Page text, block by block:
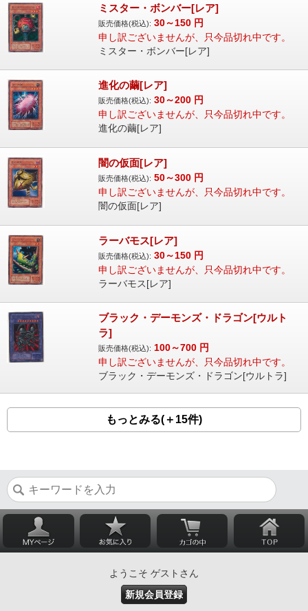
ミスター・ボンバー[レア]
販売価格(税込): 30～150 円
申し訳ございませんが、只今品切れ中です。
ミスター・ボンバー[レア]
進化の繭[レア]
販売価格(税込): 30～200 円
申し訳ございませんが、只今品切れ中です。
進化の繭[レア]
闇の仮面[レア]
販売価格(税込): 50～300 円
申し訳ございませんが、只今品切れ中です。
闇の仮面[レア]
ラーバモス[レア]
販売価格(税込): 30～150 円
申し訳ございませんが、只今品切れ中です。
ラーバモス[レア]
ブラック・デーモンズ・ドラゴン[ウルト
ラ]
販売価格(税込): 100～700 円
申し訳ございませんが、只今品切れ中です。
ブラック・デーモンズ・ドラゴン[ウルトラ]
もっとみる(＋15件)
ようこそ ゲストさん
新規会員登録